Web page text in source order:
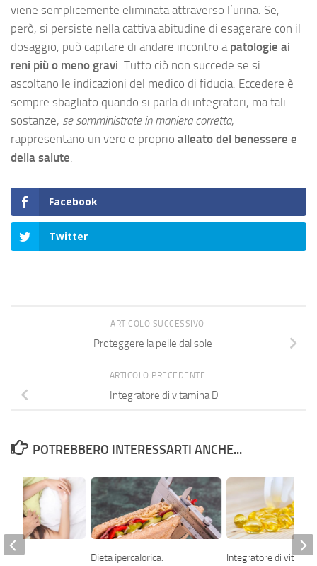
viene semplicemente eliminata attraverso l’urina. Se,
però, si persiste nella cattiva abitudine di esagerare con il
dosaggio, può capitare di andare incontro a patologie ai
reni più o meno gravi. Tutto ciò non succede se si
ascoltano le indicazioni del medico di fiducia. Eccedere è
sempre sbagliato quando si parla di integratori, ma tali
sostanze, se somministrate in maniera corretta,
rappresentano un vero e proprio alleato del benessere e
della salute.
Facebook
Twitter
ARTICOLO SUCCESSIVO
Proteggere la pelle dal sole
ARTICOLO PRECEDENTE
Integratore di vitamina D
POTREBBERO INTERESSARTI ANCHE...
Dieta ipercalorica:
Integratore di